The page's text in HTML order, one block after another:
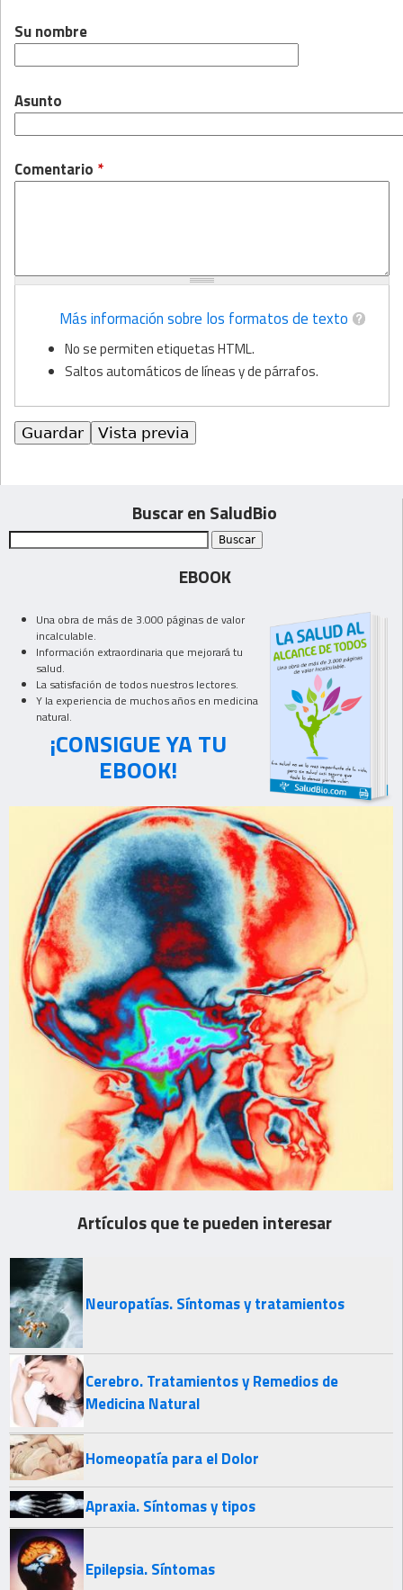
Su nombre
Asunto
Comentario *
Más información sobre los formatos de texto
No se permiten etiquetas HTML.
Saltos automáticos de líneas y de párrafos.
Buscar en SaludBio
EBOOK
Una obra de más de 3.000 páginas de valor
incalculable.
Información extraordinaria que mejorará tu
salud.
La satisfación de todos nuestros lectores.
Y la experiencia de muchos años en medicina
natural.
¡CONSIGUE YA TU
EBOOK!
Artículos que te pueden interesar
Neuropatías. Síntomas y tratamientos
Cerebro. Tratamientos y Remedios de
Medicina Natural
Homeopatía para el Dolor
Apraxia. Síntomas y tipos
Epilepsia. Síntomas